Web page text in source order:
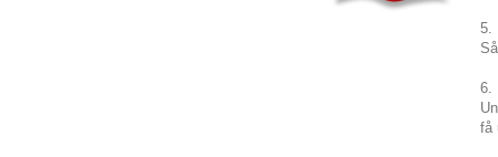
5.
6.
få